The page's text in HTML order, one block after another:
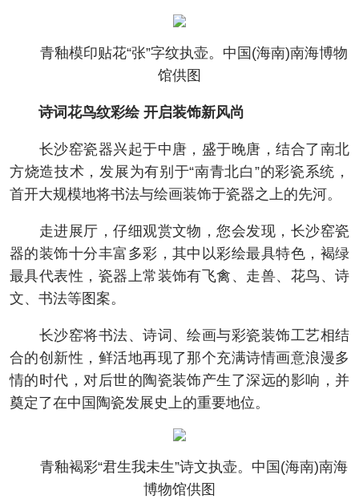
青釉模印贴花“张”字纹执壶。中国(海南)南海博物
馆供图
诗词花鸟纹彩绘 开启装饰新风尚
长沙窑瓷器兴起于中唐，盛于晚唐，结合了南北
方烧造技术，发展为有别于“南青北白”的彩瓷系统，
首开大规模地将书法与绘画装饰于瓷器之上的先河。
走进展厅，仔细观赏文物，您会发现，长沙窑瓷
器的装饰十分丰富多彩，其中以彩绘最具特色，褐绿
最具代表性，瓷器上常装饰有飞禽、走兽、花鸟、诗
文、书法等图案。
长沙窑将书法、诗词、绘画与彩瓷装饰工艺相结
合的创新性，鲜活地再现了那个充满诗情画意浪漫多
情的时代，对后世的陶瓷装饰产生了深远的影响，并
奠定了在中国陶瓷发展史上的重要地位。
青釉褐彩“君生我未生”诗文执壶。中国(海南)南海
博物馆供图